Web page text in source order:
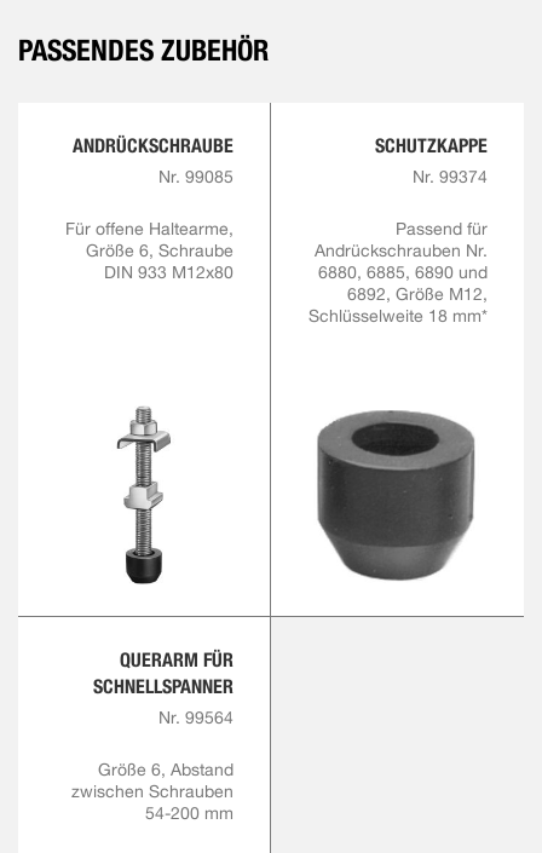
PASSENDES ZUBEHÖR
ANDRÜCKSCHRAUBE
Nr. 99085
Für offene Haltearme,
Größe 6, Schraube
DIN 933 M12x80
SCHUTZKAPPE
Nr. 99374
Passend für
Andrückschrauben Nr.
6880, 6885, 6890 und
6892, Größe M12,
Schlüsselweite 18 mm*
QUERARM FÜR
SCHNELLSPANNER
Nr. 99564
Größe 6, Abstand
zwischen Schrauben
54-200 mm